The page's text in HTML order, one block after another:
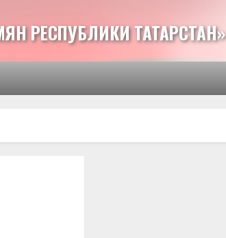
РЕСПУБЛИКИ ТАТАРСТАН»